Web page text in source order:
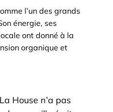
l’un des grands
énergie, ses
ont donné à la
organique et
La House n’a pas